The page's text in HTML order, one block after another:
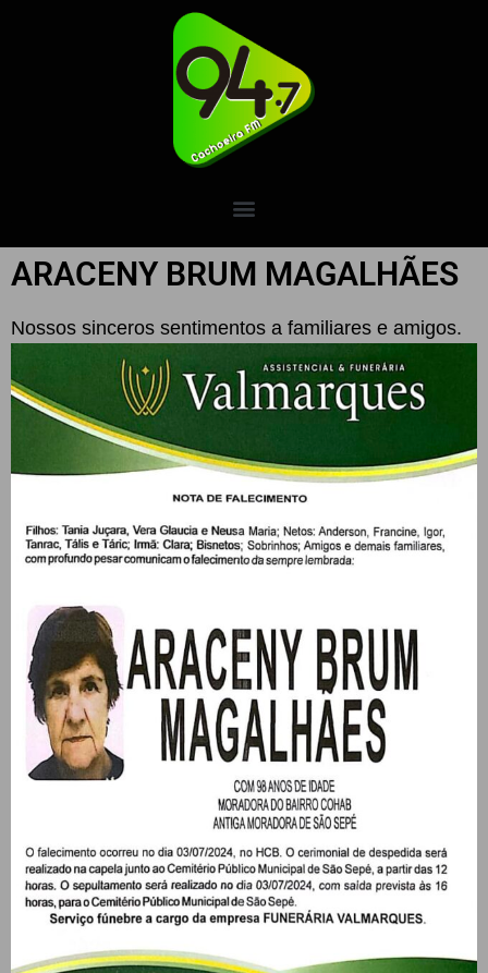
ARACENY BRUM MAGALHÃES
Nossos sinceros sentimentos a familiares e amigos.